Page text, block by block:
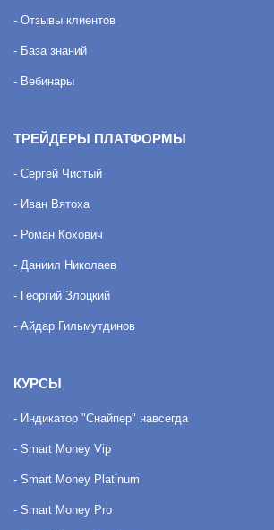
- Отзывы клиентов
- База знаний
- Вебинары
ТРЕЙДЕРЫ ПЛАТФОРМЫ
- Сергей Чистый
- Иван Вятоха
- Роман Кохович
- Даниил Николаев
- Георгий Злоцкий
- Айдар Гильмутдинов
КУРСЫ
- Индикатор "Снайпер" навсегда
- Smart Money Vip
- Smart Money Platinum
- Smart Money Pro